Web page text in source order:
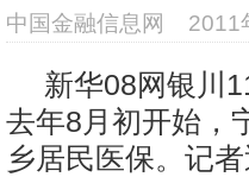
中国金融信息网 2011
新华08网银川
去年8月初开始，
乡居民医保。记